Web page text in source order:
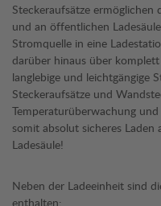
Steckeraufsätze ermöglichen
und an öffentlichen
Stromquelle in eine
darüber hinaus über
langlebige und leichtgängige
Steckeraufsätze und
Temperaturüberwachung
somit absolut sicheres
Ladesäule!
Neben der Ladeeinheit sind
enthalten: